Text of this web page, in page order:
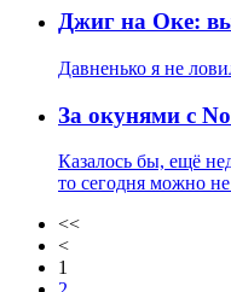
Джиг на Оке:
Давненько я не
За окунями с
Казалось бы, ещё
то сегодня можно
<<
<
1